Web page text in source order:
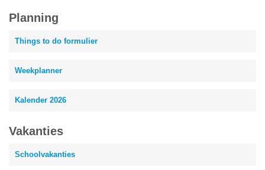
Planning
Things to do formulier
Weekplanner
Kalender 2026
Vakanties
Schoolvakanties